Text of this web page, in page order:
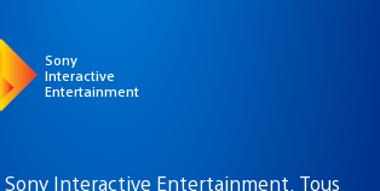
Sony
Interactive
Entertainment
Interactive Entertainment. Tous